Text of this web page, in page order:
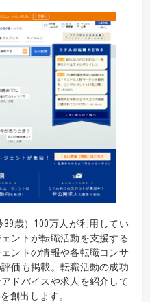
歳）100万人が利用してい
ントが転職活動を支援する
ントの情報や各転職コンサ
価も掲載。転職活動の成功
ドバイスや求人を紹介して
創出します。